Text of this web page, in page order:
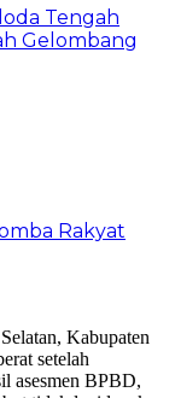
Tengah
Gelombang
Rakyat